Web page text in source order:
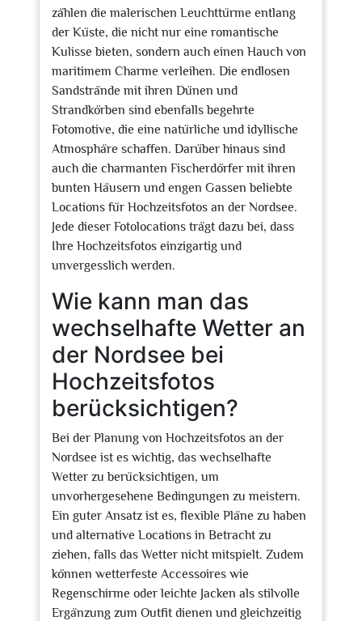
zählen die malerischen Leuchttürme entlang
der Küste, die nicht nur eine romantische
Kulisse bieten, sondern auch einen Hauch von
maritimem Charme verleihen. Die endlosen
Sandstrände mit ihren Dünen und
Strandkörben sind ebenfalls begehrte
Fotomotive, die eine natürliche und idyllische
Atmosphäre schaffen. Darüber hinaus sind
auch die charmanten Fischerdörfer mit ihren
bunten Häusern und engen Gassen beliebte
Locations für Hochzeitsfotos an der Nordsee.
Jede dieser Fotolocations trägt dazu bei, dass
Ihre Hochzeitsfotos einzigartig und
unvergesslich werden.
Wie kann man das
wechselhafte Wetter an
der Nordsee bei
Hochzeitsfotos
berücksichtigen?
Bei der Planung von Hochzeitsfotos an der
Nordsee ist es wichtig, das wechselhafte
Wetter zu berücksichtigen, um
unvorhergesehene Bedingungen zu meistern.
Ein guter Ansatz ist es, flexible Pläne zu haben
und alternative Locations in Betracht zu
ziehen, falls das Wetter nicht mitspielt. Zudem
können wetterfeste Accessoires wie
Regenschirme oder leichte Jacken als stilvolle
Ergänzung zum Outfit dienen und gleichzeitig